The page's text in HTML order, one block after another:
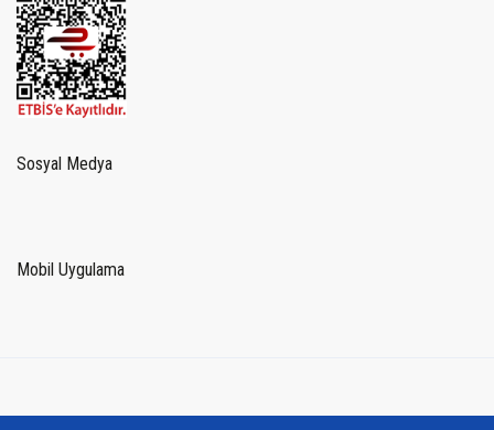
Sosyal Medya
Mobil Uygulama